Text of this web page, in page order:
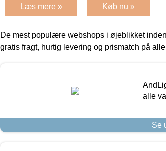
Læs mere » Køb nu »
De mest populære webshops i øjeblikket
gratis fragt, hurtig levering og prismatch på
alle
Se